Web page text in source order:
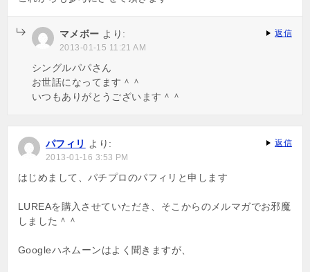
マメボー より:
2013-01-15 11:21 AM
シングルパパさん
お世話になってます＾＾
いつもありがとうございます＾＾
返信
パフィリ より:
2013-01-16 3:53 PM
はじめまして、パチプロのパフィリと申します
LUREAを購入させていただき、そこからのメルマガでお邪魔
しました＾＾
Googleハネムーンはよく聞きますが、
返信